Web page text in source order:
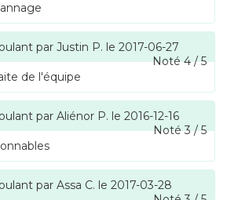
par Justin P. le 2017-06-27
Noté4/5
de l'équipe
par Aliénor P. le 2016-12-16
Noté3/5
par Assa C. le 2017-03-28